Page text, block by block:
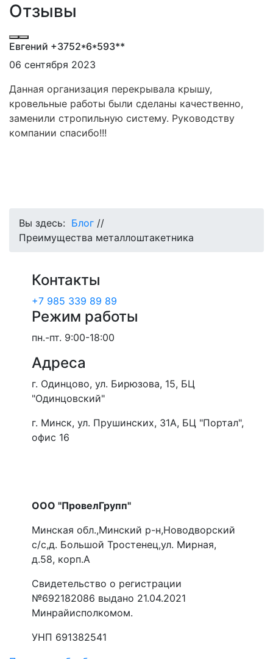
Отзывы
+3752*6*593**
сентября 2023
организация перекрывала крышу,
работы были сделаны качественно,
стропильную систему. Руководству
спасибо!!!
Вы здесь: Блог //
Преимущества металлоштакетника
Контакты
+7 985 339 89 89
Режим работы
пн.-пт. 9:00-18:00
Адреса
г. Одинцово, ул. Бирюзова, 15, БЦ
"Одинцовский"
г. Минск, ул. Прушинских, 31А, БЦ "Портал",
офис 16
ООО "ПровелГрупп"
Минская обл.,Минский р-н,Новодворский
с/с,д. Большой Тростенец,ул. Мирная,
д.58, корп.А
Свидетельство о регистрации
№692182086 выдано 21.04.2021
Минрайисполкомом.
УНП 691382541